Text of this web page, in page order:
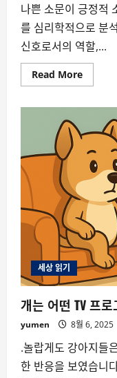
나쁜 소문이 긍정적
를 심리학적으로 분
신호로서의 역할,...
Read MoreRead
more
소
문
일
수
록
더
리
퍼
질
까?
–
뒷
담
화
의
심
학
세상 읽기
개는 어떤 TV 프
yumen 8월 6, 2025
.놀랍게도 강아지들
한 반응을 보였습니